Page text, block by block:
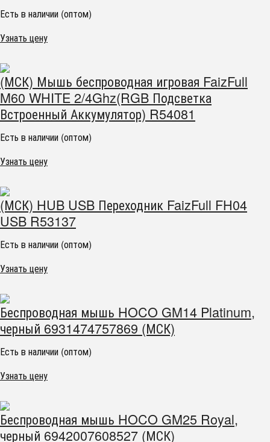
Есть в наличии (оптом)
Узнать цену
(МСК) Мышь беспроводная игровая FaizFull
M60 WHITE 2/4Ghz(RGB Подсветка
Встроенный Аккумулятор) R54081
Есть в наличии (оптом)
Узнать цену
(МСК) HUB USB Переходник FaizFull FH04
USB R53137
Есть в наличии (оптом)
Узнать цену
Беспроводная мышь HOCO GM14 Platinum,
черный 6931474757869 (МСК)
Есть в наличии (оптом)
Узнать цену
Беспроводная мышь HOCO GM25 Royal,
черный 6942007608527 (МСК)